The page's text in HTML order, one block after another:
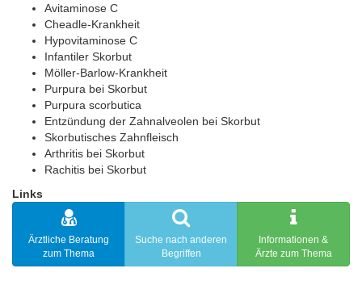
Avitaminose C
Cheadle-Krankheit
Hypovitaminose C
Infantiler Skorbut
Möller-Barlow-Krankheit
Purpura bei Skorbut
Purpura scorbutica
Entzündung der Zahnalveolen bei Skorbut
Skorbutisches Zahnfleisch
Arthritis bei Skorbut
Rachitis bei Skorbut
Links
Ärztliche Beratung
zum Thema
Suche nach anderen
Begriffen
Informationen &
Ärzte zum Thema